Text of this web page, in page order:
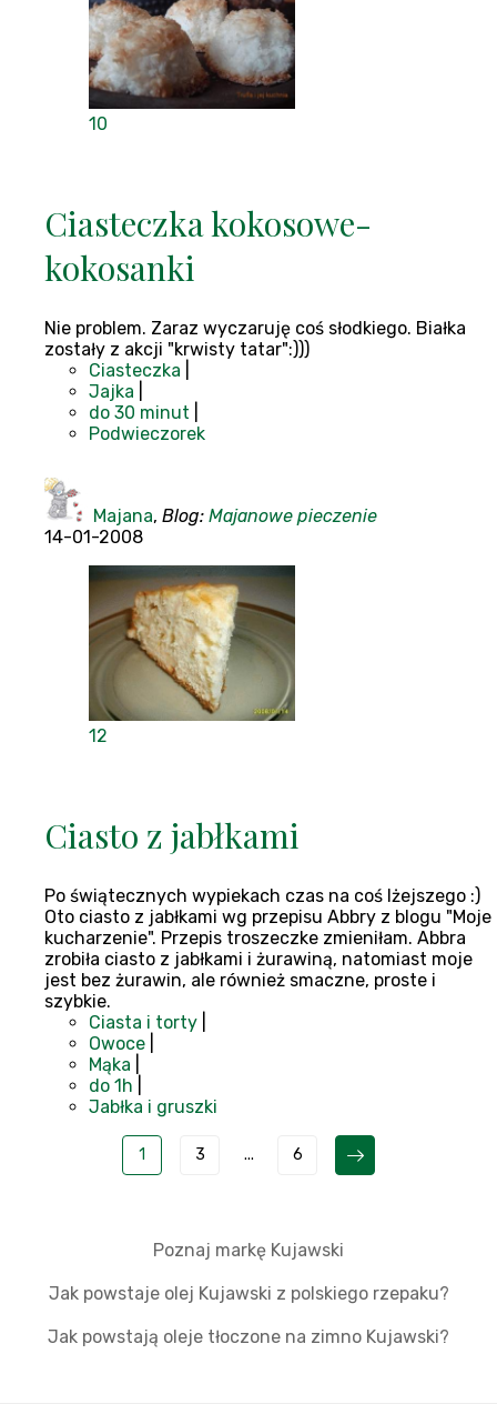
10
Ciasteczka kokosowe-
kokosanki
Nie problem. Zaraz wyczaruję coś słodkiego. Białka
zostały z akcji "krwisty tatar":)))
Ciasteczka
Jajka
do 30 minut
Podwieczorek
Majana, Blog: Majanowe pieczenie
14-01-2008
12
Ciasto z jabłkami
Po świątecznych wypiekach czas na coś lżejszego :)
Oto ciasto z jabłkami wg przepisu Abbry z blogu "Moje
kucharzenie". Przepis troszeczke zmieniłam. Abbra
zrobiła ciasto z jabłkami i żurawiną, natomiast moje
jest bez żurawin, ale również smaczne, proste i
szybkie.
Ciasta i torty
Owoce
Mąka
do 1h
Jabłka i gruszki
1 3 ... 6
Poznaj markę Kujawski
Jak powstaje olej Kujawski z polskiego rzepaku?
Jak powstają oleje tłoczone na zimno Kujawski?